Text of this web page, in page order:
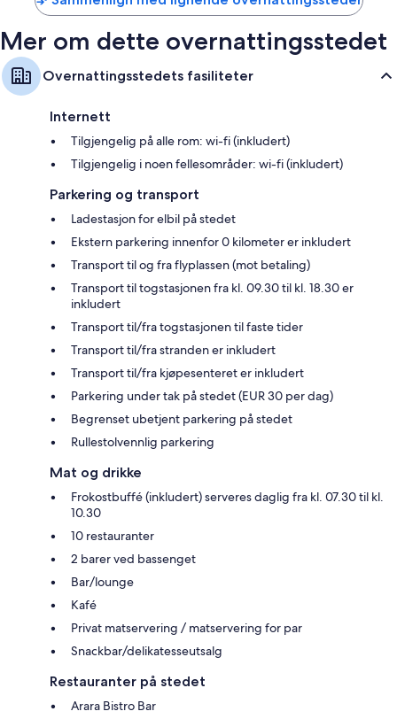
Mer om dette overnattingsstedet
Overnattingsstedets fasiliteter
Internett
Tilgjengelig på alle rom: wi-fi (inkludert)
Tilgjengelig i noen fellesområder: wi-fi (inkludert)
Parkering og transport
Ladestasjon for elbil på stedet
Ekstern parkering innenfor 0 kilometer er inkludert
Transport til og fra flyplassen (mot betaling)
Transport til togstasjonen fra kl. 09.30 til kl. 18.30 er
inkludert
Transport til/fra togstasjonen til faste tider
Transport til/fra stranden er inkludert
Transport til/fra kjøpesenteret er inkludert
Parkering under tak på stedet (EUR 30 per dag)
Begrenset ubetjent parkering på stedet
Rullestolvennlig parkering
Mat og drikke
Frokostbuffé (inkludert) serveres daglig fra kl. 07.30 til kl.
10.30
10 restauranter
2 barer ved bassenget
Bar/lounge
Kafé
Privat matservering / matservering for par
Snackbar/delikatesseutsalg
Restauranter på stedet
Arara Bistro Bar